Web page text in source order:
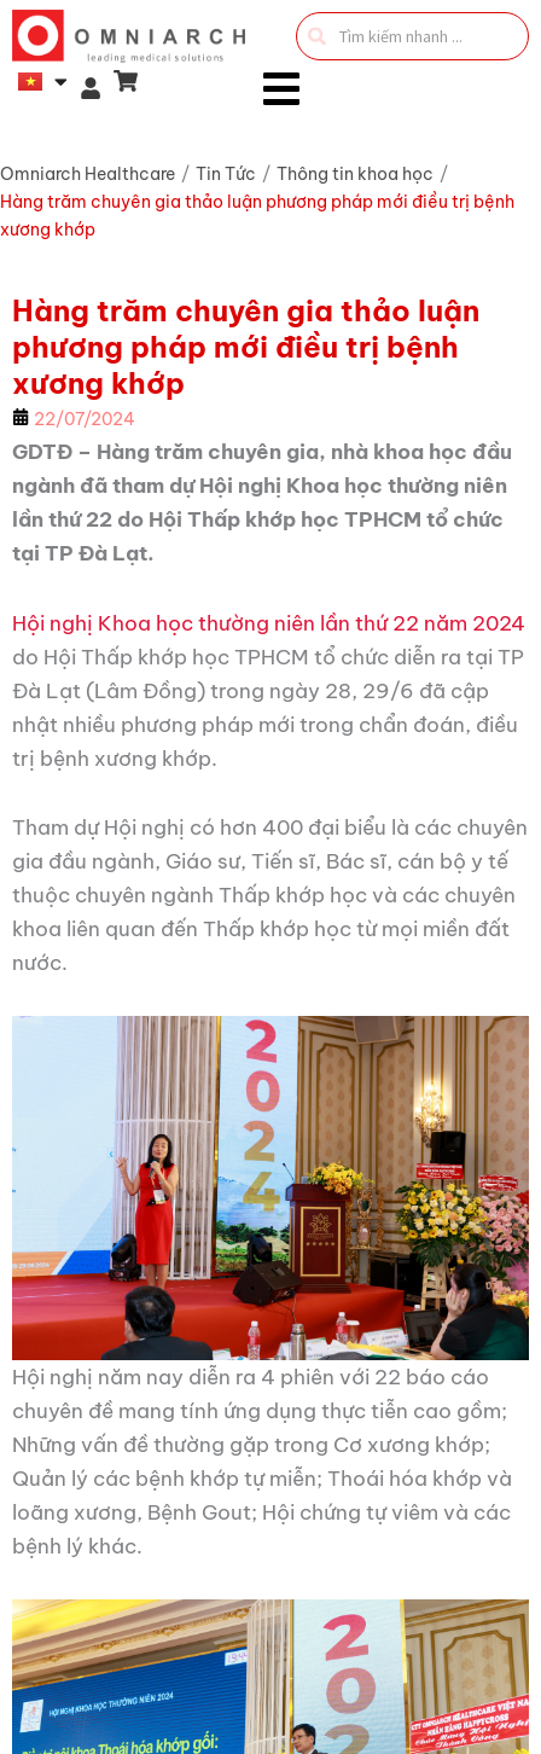
Search
...
Omniarch Healthcare / Tin Tức / Thông tin khoa học /
Hàng trăm chuyên gia thảo luận phương pháp mới điều trị bệnh
xương khớp
Hàng trăm chuyên gia thảo luận
phương pháp mới điều trị bệnh
xương khớp
22/07/2024
GDTĐ – Hàng trăm chuyên gia, nhà khoa học đầu
ngành đã tham dự Hội nghị Khoa học thường niên
lần thứ 22 do Hội Thấp khớp học TPHCM tổ chức
tại TP Đà Lạt.
Hội nghị Khoa học thường niên lần thứ 22 năm 2024
do Hội Thấp khớp học TPHCM tổ chức diễn ra tại TP
Đà Lạt (Lâm Đồng) trong ngày 28, 29/6 đã cập
nhật nhiều phương pháp mới trong chẩn đoán, điều
trị bệnh xương khớp.
Tham dự Hội nghị có hơn 400 đại biểu là các chuyên
gia đầu ngành, Giáo sư, Tiến sĩ, Bác sĩ, cán bộ y tế
thuộc chuyên ngành Thấp khớp học và các chuyên
khoa liên quan đến Thấp khớp học từ mọi miền đất
nước.
Hội nghị năm nay diễn ra 4 phiên với 22 báo cáo
chuyên đề mang tính ứng dụng thực tiễn cao gồm;
Những vấn đề thường gặp trong Cơ xương khớp;
Quản lý các bệnh khớp tự miễn; Thoái hóa khớp và
loãng xương, Bệnh Gout; Hội chứng tự viêm và các
bệnh lý khác.